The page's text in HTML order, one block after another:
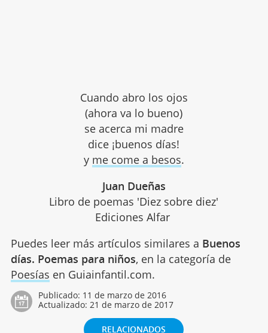
Cuando abro los ojos
(ahora va lo bueno)
se acerca mi madre
dice ¡buenos días!
y me come a besos.
Juan Dueñas
Libro de poemas 'Diez sobre diez'
Ediciones Alfar
Puedes leer más artículos similares a Buenos
días. Poemas para niños, en la categoría de
Poesías en Guiainfantil.com.
Publicado: 11 de marzo de 2016
Actualizado: 21 de marzo de 2017
RELACIONADOS